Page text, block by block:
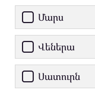
Մարս
Վեներա
Սատուրն